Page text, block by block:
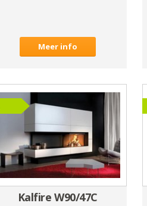
Meer info
Kalfire W90/47C